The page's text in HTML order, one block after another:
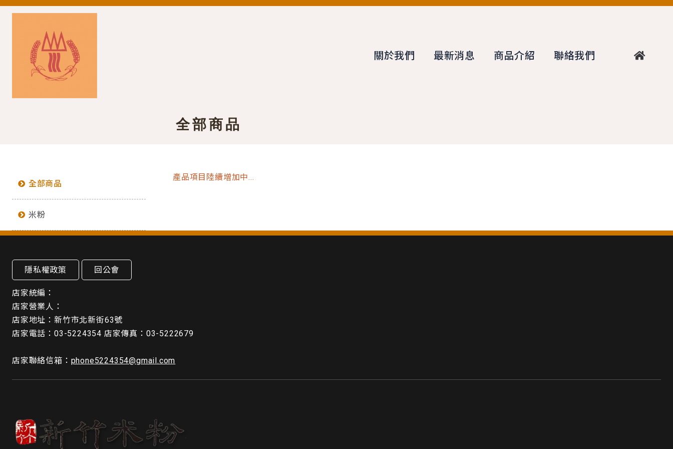
關於我們 最新消息 商品介紹 聯絡我們
全部商品
米粉
全部商品
產品項目陸續增加中...
隱私權政策 回公會
店家統編：
店家營業人：
店家地址：新竹市北新街63號
店家電話：03-5224354 店家傳真：03-5222679
店家聯絡信箱： phone5224354@gmail.com